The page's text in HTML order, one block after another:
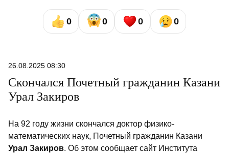
0 0 0 0
26.08.2025 08:30
Скончался Почетный гражданин Казани
Урал Закиров
На 92 году жизни скончался доктор физико-
математических наук, Почетный гражданин Казани
Урал Закиров. Об этом сообщает сайт Института